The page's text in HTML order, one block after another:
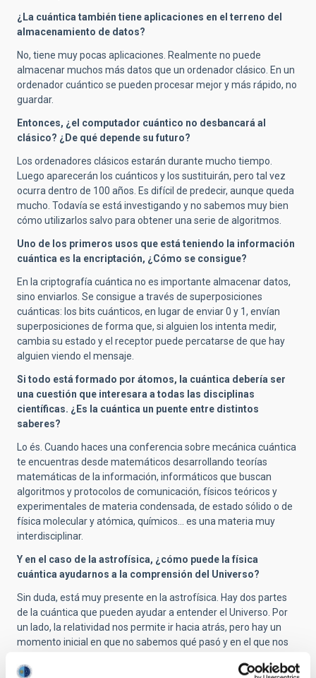
¿La cuántica también tiene aplicaciones en el terreno del
almacenamiento de datos?
No, tiene muy pocas aplicaciones. Realmente no puede
almacenar muchos más datos que un ordenador clásico. En un
ordenador cuántico se pueden procesar mejor y más rápido, no
guardar.
Entonces, ¿el computador cuántico no desbancará al
clásico? ¿De qué depende su futuro?
Los ordenadores clásicos estarán durante mucho tiempo.
Luego aparecerán los cuánticos y los sustituirán, pero tal vez
ocurra dentro de 100 años. Es difícil de predecir, aunque queda
mucho. Todavía se está investigando y no sabemos muy bien
cómo utilizarlos salvo para obtener una serie de algoritmos.
Uno de los primeros usos que está teniendo la información
cuántica es la encriptación, ¿Cómo se consigue?
En la criptografía cuántica no es importante almacenar datos,
sino enviarlos. Se consigue a través de superposiciones
cuánticas: los bits cuánticos, en lugar de enviar 0 y 1, envían
superposiciones de forma que, si alguien los intenta medir,
cambia su estado y el receptor puede percatarse de que hay
alguien viendo el mensaje.
Si todo está formado por átomos, la cuántica debería ser
una cuestión que interesara a todas las disciplinas
científicas. ¿Es la cuántica un puente entre distintos
saberes?
Lo és. Cuando haces una conferencia sobre mecánica cuántica
te encuentras desde matemáticos desarrollando teorías
matemáticas de la información, informáticos que buscan
algoritmos y protocolos de comunicación, físicos teóricos y
experimentales de materia condensada, de estado sólido o de
física molecular y atómica, químicos… es una materia muy
interdisciplinar.
Y en el caso de la astrofísica, ¿cómo puede la física
cuántica ayudarnos a la comprensión del Universo?
Sin duda, está muy presente en la astrofísica. Hay dos partes
de la cuántica que pueden ayudar a entender el Universo. Por
un lado, la relatividad nos permite ir hacia atrás, pero hay un
momento inicial en que no sabemos qué pasó y en el que nos
ahora, ninguna teoría de la gravitación cuántica que nos de una